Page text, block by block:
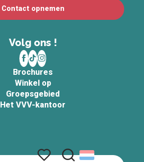
Contact opnemen
Volg ons !
Brochures
Winkel op
Groepsgebied
Het VVV-kantoor